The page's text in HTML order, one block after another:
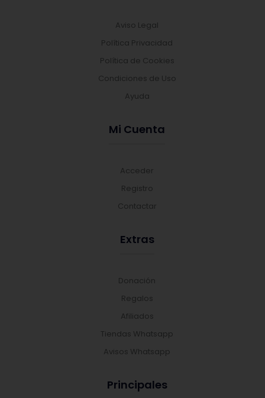
Aviso Legal
Política Privacidad
Política de Cookies
Condiciones de Uso
Ayuda
Mi Cuenta
Acceder
Registro
Contactar
Extras
Donación
Regalos
Afiliados
Tiendas Whatsapp
Avisos Whatsapp
Principales